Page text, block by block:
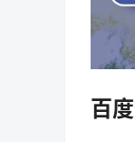
百